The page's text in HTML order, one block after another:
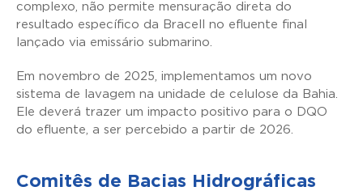
complexo, não permite mensuração direta do
resultado específico da Bracell no efluente final
lançado via emissário submarino.
Em novembro de 2025, implementamos um novo
sistema de lavagem na unidade de celulose da Bahia.
Ele deverá trazer um impacto positivo para o DQO
do efluente, a ser percebido a partir de 2026.
Comitês de Bacias Hidrográficas